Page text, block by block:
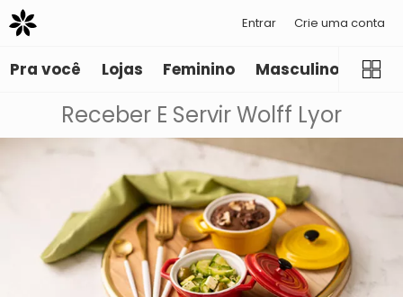
Entrar Crie uma conta
Pra você Lojas Feminino Masculino
Receber E Servir Wolff Lyor